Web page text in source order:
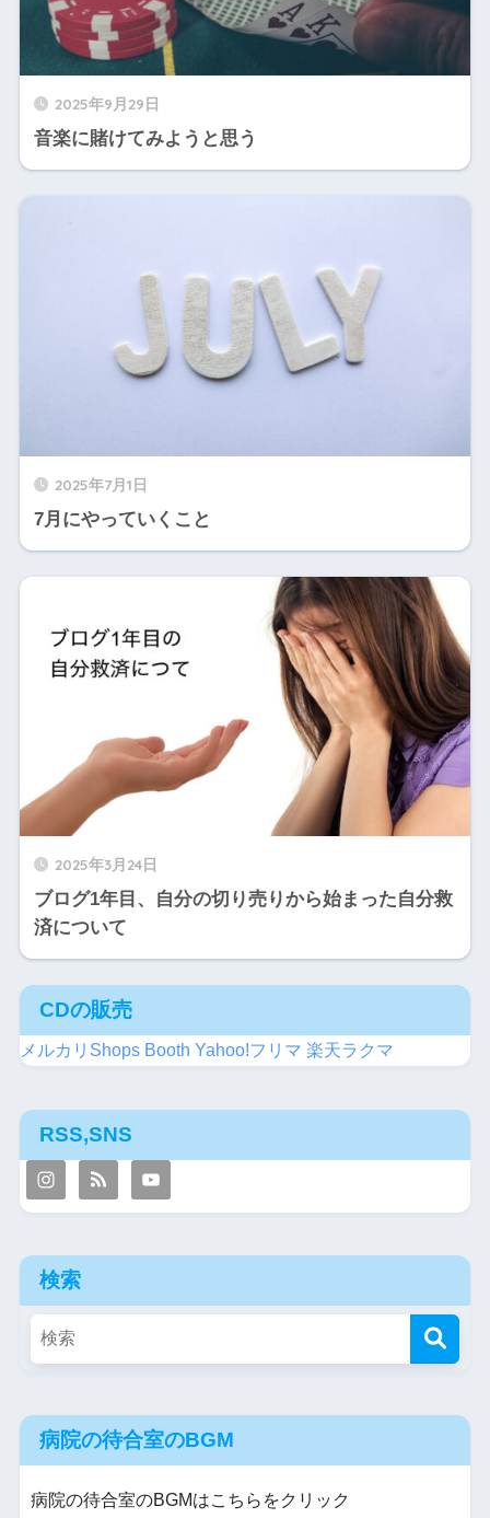
2025年9月29日
音楽に賭けてみようと思う
2025年7月1日
7月にやっていくこと
2025年3月24日
ブログ1年目、自分の切り売りから始まった自分救
済について
CDの販売
メルカリShops Booth Yahoo!フリマ 楽天ラクマ
RSS,SNS
検索
病院の待合室のBGM
病院の待合室のBGMはこちらをクリック